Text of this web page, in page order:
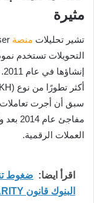
مثيرة
تشير تحليلات منصة
العملات الرقمية.
اقرأ ايضا:
البنوك قانون CLARITY